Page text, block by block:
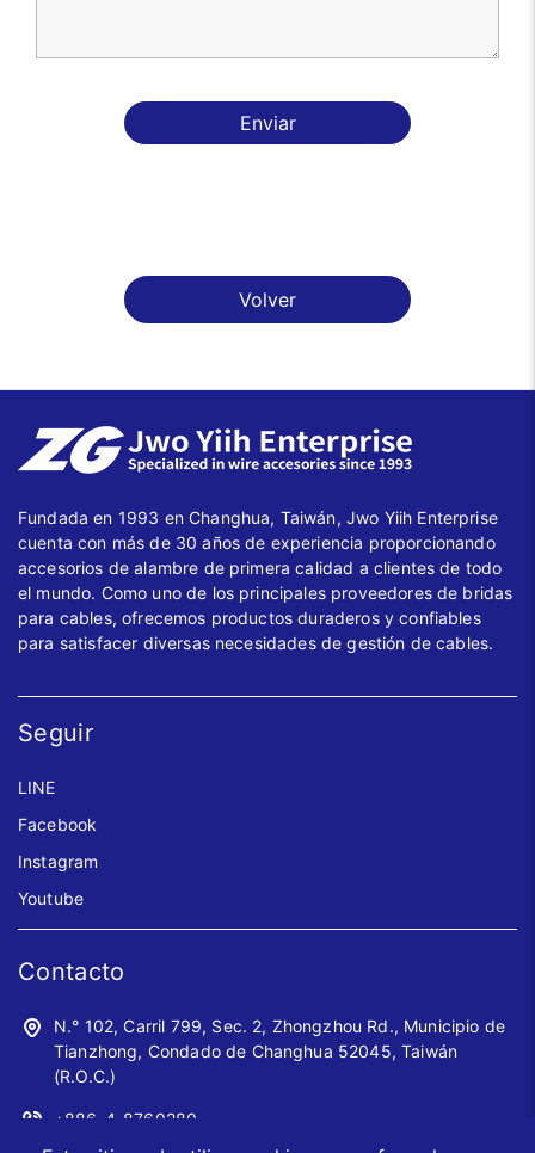
Enviar
Volver
Fundada en 1993 en Changhua, Taiwán, Jwo Yiih Enterprise
cuenta con más de 30 años de experiencia proporcionando
accesorios de alambre de primera calidad a clientes de todo
el mundo. Como uno de los principales proveedores de bridas
para cables, ofrecemos productos duraderos y confiables
para satisfacer diversas necesidades de gestión de cables.
Seguir
LINE
Facebook
Instagram
Youtube
Contacto
N.° 102, Carril 799, Sec. 2, Zhongzhou Rd., Municipio de
Tianzhong, Condado de Changhua 52045, Taiwán
(R.O.C.)
+886-4-8760280